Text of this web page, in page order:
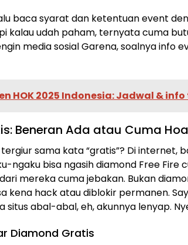
baca syarat dan ketentuan event
kalau udah paham, ternyata cuma
media sosial Garena, soalnya info
HOK 2025 Indonesia: Jadwal &
Beneran Ada atau Cuma
sama kata “gratis”? Di internet,
ngaku bisa ngasih diamond Free Fire
mereka cuma jebakan. Bukan
kena hack atau diblokir permanen.
situs abal-abal, eh, akunnya lenyap.
Diamond Gratis